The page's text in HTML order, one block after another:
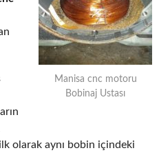
Manisa cnc motoru
Bobinaj Ustası
olarak aynı bobin içindeki